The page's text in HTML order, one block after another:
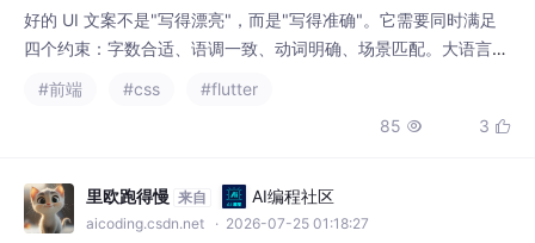
好的 UI 文案不是"写得漂亮"，而是"写得准确"。它需要同时满足
四个约束：字数合适、语调一致、动词明确、场景匹配。大语言模
型的优势在于它可以同时考虑所有约束来生成候选文案，而传统做
人在最后把关——这是目前 UI 文案生产的最佳实践。作者：李慕
匠人。
#前端 #css
#flutter
85  3 
里欧跑得慢 来自 AI编程社区
aicoding.csdn.net · 2026-07-25 01:18:27